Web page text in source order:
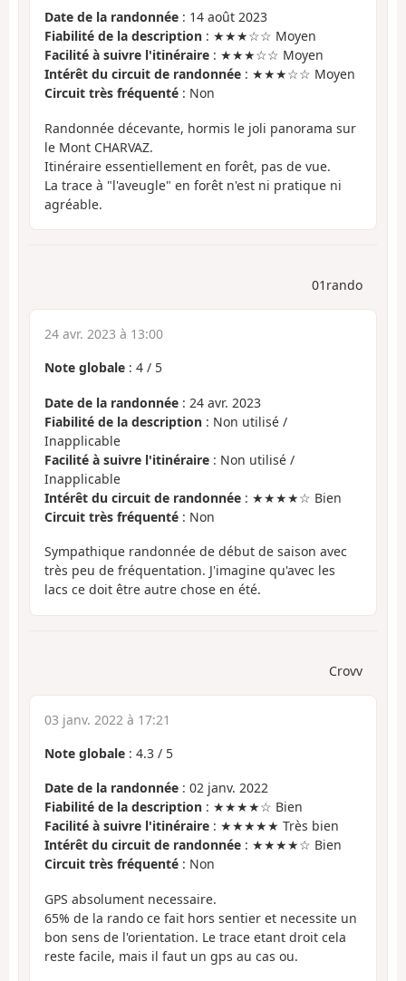
Date de la randonnée : 14 août 2023
Fiabilité de la description : ★★★☆☆ Moyen
Facilité à suivre l'itinéraire : ★★★☆☆ Moyen
Intérêt du circuit de randonnée : ★★★☆☆ Moyen
Circuit très fréquenté : Non
Randonnée décevante, hormis le joli panorama sur
le Mont CHARVAZ.
Itinéraire essentiellement en forêt, pas de vue.
La trace à "l'aveugle" en forêt n'est ni pratique ni
agréable.
01rando
24 avr. 2023 à 13:00
Note globale : 4 / 5
Date de la randonnée : 24 avr. 2023
Fiabilité de la description : Non utilisé /
Inapplicable
Facilité à suivre l'itinéraire : Non utilisé /
Inapplicable
Intérêt du circuit de randonnée : ★★★★☆ Bien
Circuit très fréquenté : Non
Sympathique randonnée de début de saison avec
très peu de fréquentation. J'imagine qu'avec les
lacs ce doit être autre chose en été.
Crovv
03 janv. 2022 à 17:21
Note globale : 4.3 / 5
Date de la randonnée : 02 janv. 2022
Fiabilité de la description : ★★★★☆ Bien
Facilité à suivre l'itinéraire : ★★★★★ Très bien
Intérêt du circuit de randonnée : ★★★★☆ Bien
Circuit très fréquenté : Non
GPS absolument necessaire.
65% de la rando ce fait hors sentier et necessite un
bon sens de l'orientation. Le trace etant droit cela
reste facile, mais il faut un gps au cas ou.